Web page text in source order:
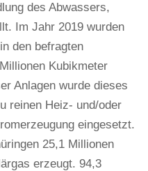
des Abwassers,
Im Jahr 2019 wurden
den befragten
Kubikmeter
Anlagen wurde dieses
reinen Heiz- und/oder
eingesetzt.
25,1 Millionen
erzeugt. 94,3